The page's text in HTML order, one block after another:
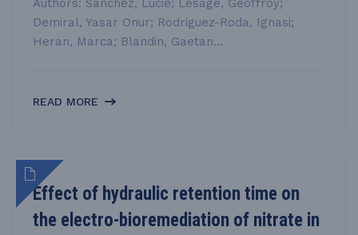
Authors: Sanchez, Lucie; Lesage, Geoffroy;
Demiral, Yasar Onur; Rodriguez-Roda, Ignasi;
Heran, Marca; Blandin, Gaetan...
READ MORE
Effect of hydraulic retention time on
the electro-bioremediation of nitrate in